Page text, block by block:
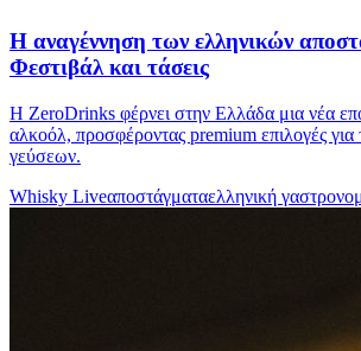
Η αναγέννηση των ελληνικών
Φεστιβάλ και τάσεις
Η ZeroDrinks φέρνει στην Ελλάδα μια νέα
αλκοόλ, προσφέροντας premium επιλογές για
γεύσεων.
Whisky Liveαποστάγματαελληνική